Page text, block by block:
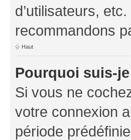
d’utilisateurs,
recommandons
Haut
Pourquoi suis-
Si vous ne
votre connexion
période